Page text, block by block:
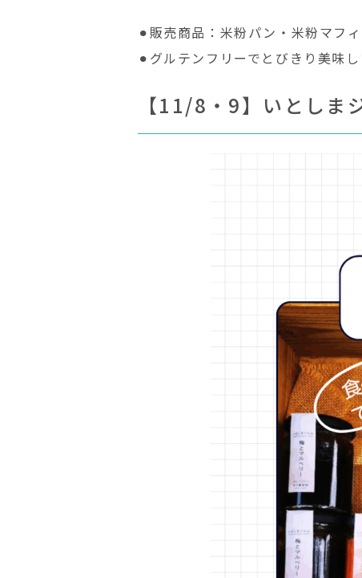
⚫︎販売商品：米粉パン・米粉マフ
⚫︎グルテンフリーでとびきり美味
【11/8・9】いとしま